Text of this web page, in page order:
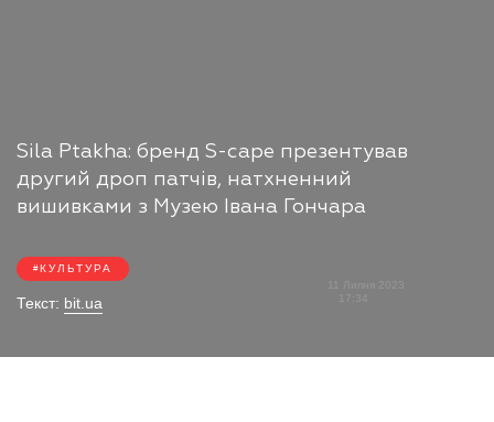
Sila Ptakha: бренд S-cape презентував
другий дроп патчів, натхненний
вишивками з Музею Івана Гончара
КУЛЬТУРА
Текст: bit.ua
11 Липня 2023
17:34